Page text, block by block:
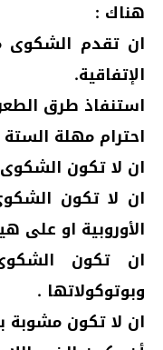
هناك :
الإتفاقية.
استنفاذ طرق الطعن
احترام مهلة الستة
ان لا تكون
ان لا تكون
الأوروبية او على
ان تكون
وبوتوكولاتها .
ان لا تكون مشوبة